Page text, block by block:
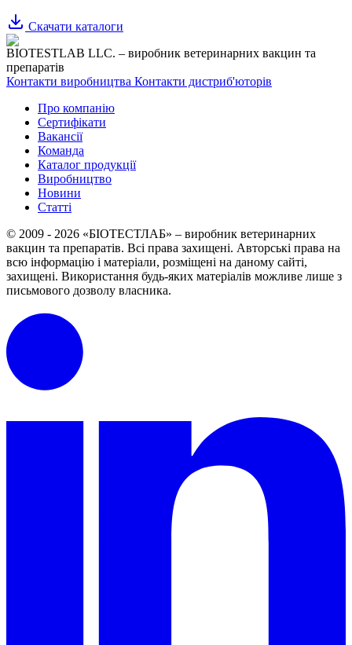
Скачати каталоги
BIOTESTLAB LLC. – виробник ветеринарних вакцин та
препаратів
Контакти виробництва Контакти дистриб'юторів
Про компанію
Сертифікати
Вакансії
Команда
Каталог продукції
Виробництво
Новини
Статті
© 2009 - 2026 «БІОТЕСТЛАБ» – виробник ветеринарних
вакцин та препаратів. Всі права захищені. Авторські права на
всю інформацію і матеріали, розміщені на даному сайті,
захищені. Використання будь-яких матеріалів можливе лише з
письмового дозволу власника.